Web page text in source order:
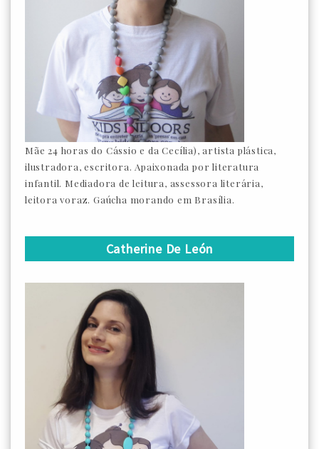
Mãe 24 horas do Cássio e da Cecília), artista plástica,
ilustradora, escritora. Apaixonada por literatura
infantil. Mediadora de leitura, assessora literária,
leitora voraz. Gaúcha morando em Brasília.
Catherine De León